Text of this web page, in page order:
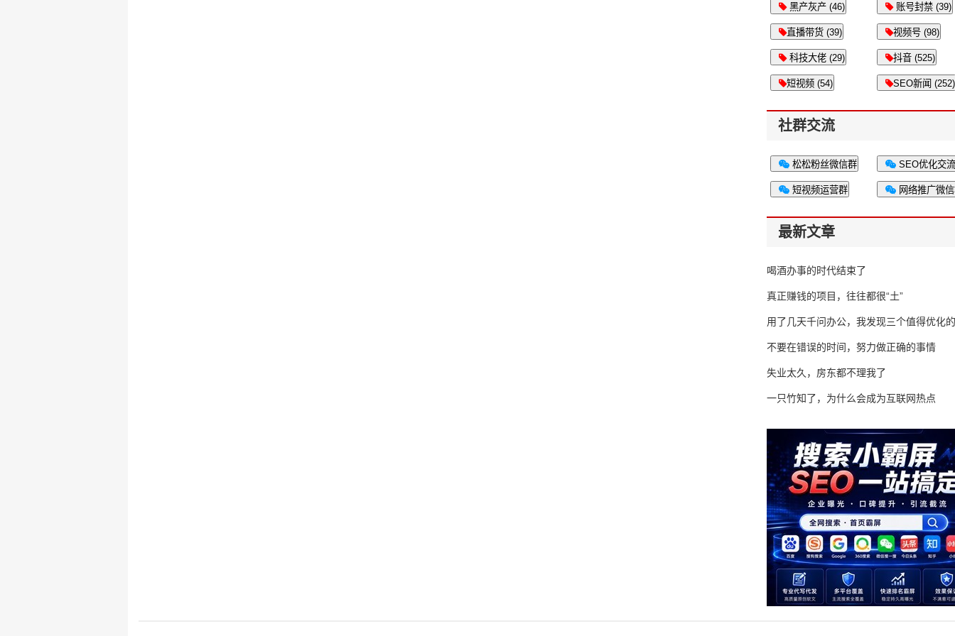
黑产灰产 (46) 账号封禁 (39)
直播带货 (39) 视频号 (98)
科技大佬 (29) 抖音 (525)
短视频 (54) SEO新闻 (252)
社群交流
松松粉丝微信群 SEO优化交
短视频运营群 网络推广微
最新文章
喝酒办事的时代结束了
真正赚钱的项目，往往都很“土”
用了几天千问办公，我发现三个值得优化
不要在错误的时间，努力做正确的事情
失业太久，房东都不理我了
一只竹知了，为什么会成为互联网热点